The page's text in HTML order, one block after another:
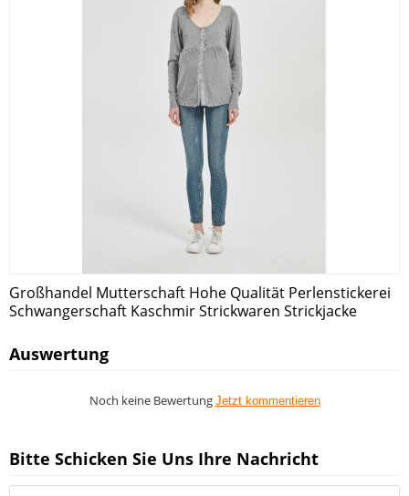
Großhandel Mutterschaft Hohe Qualität Perlenstickerei
Schwangerschaft Kaschmir Strickwaren Strickjacke
Auswertung
Noch keine Bewertung Jetzt kommentieren
Bitte Schicken Sie Uns Ihre Nachricht